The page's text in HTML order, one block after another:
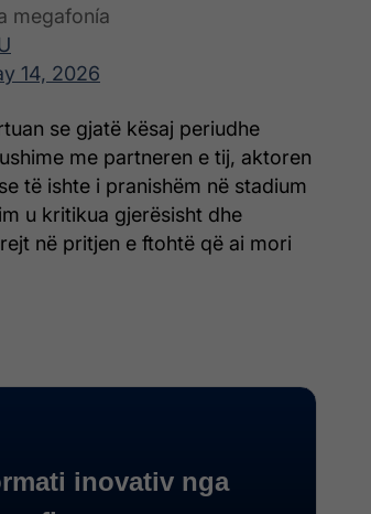
megafonía
14, 2026
se gjatë kësaj periudhe
me partneren e tij, aktoren
të ishte i pranishëm në stadium
u kritikua gjerësisht dhe
në pritjen e ftohtë që ai mori